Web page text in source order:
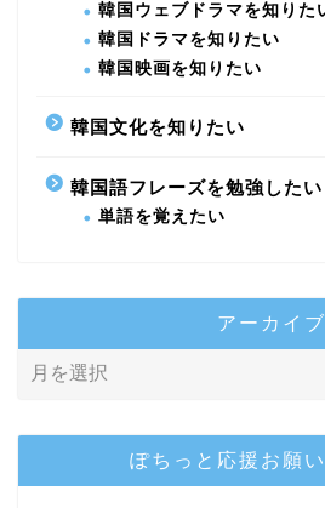
韓国ウェブドラマを知りた
韓国ドラマを知りたい
韓国映画を知りたい
韓国文化を知りたい
韓国語フレーズを勉強したい
単語を覚えたい
アーカイブ
ぽちっと応援お願い